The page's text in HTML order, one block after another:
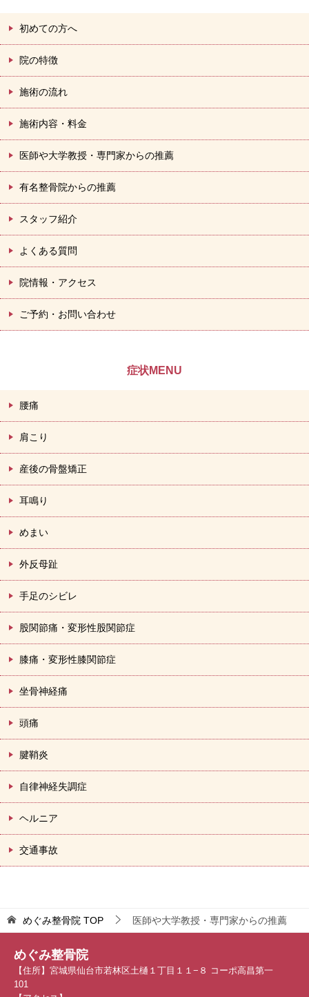
初めての方へ
院の特徴
施術の流れ
施術内容・料金
医師や大学教授・専門家からの推薦
有名整骨院からの推薦
スタッフ紹介
よくある質問
院情報・アクセス
ご予約・お問い合わせ
症状MENU
腰痛
肩こり
産後の骨盤矯正
耳鳴り
めまい
外反母趾
手足のシビレ
股関節痛・変形性股関節症
膝痛・変形性膝関節症
坐骨神経痛
頭痛
腱鞘炎
自律神経失調症
ヘルニア
交通事故
めぐみ整骨院 TOP 医師や大学教授・専門家からの推薦
めぐみ整骨院
【住所】宮城県仙台市若林区土樋１丁目１１−８ コーポ高昌第一
101